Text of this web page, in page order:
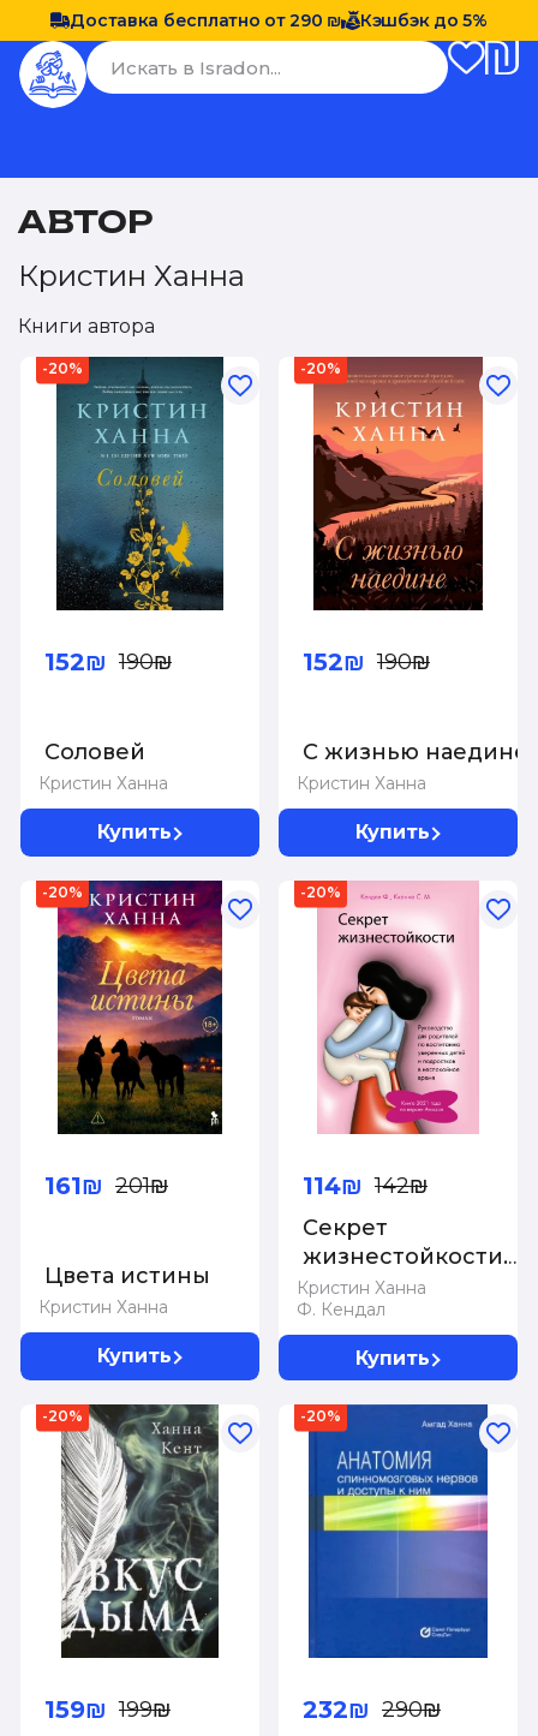
Доставка бесплатно от 290 ₪ Кэшбэк до 5%
АВТОР
Кристин Ханна
Книги автора
-20%
Кристин Ханна
Соловей
152₪ 190₪
Купить
-20%
Кристин Ханна
С жизнью наедине
152₪ 190₪
Купить
-20%
Кристин Ханна
Цвета истины
161₪ 201₪
Купить
-20%
Кристин Ханна
Ф. Кендал
Секрет
жизнестойкости.
Руководство для
родителей по
воспитанию
уверенных детей
и подростков в
неспокойное
время
114₪ 142₪
Купить
-20%
159₪ 199₪
-20%
232₪ 290₪